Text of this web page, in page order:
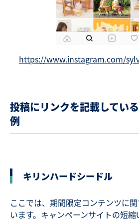
https://www.instagram.com/
投稿にリンクを記載してい
例
キリンハードシードル
ここでは、期間限定コンテンツに
います。キャンペーンサイトの短